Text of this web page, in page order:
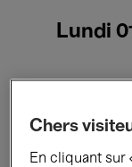
Lundi
Chers
En cliquant sur